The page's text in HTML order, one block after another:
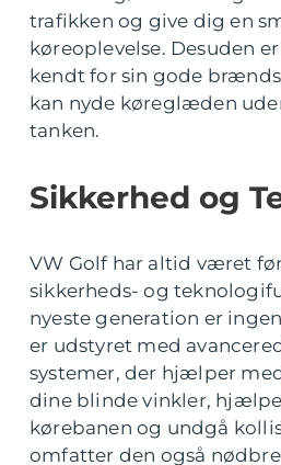
trafikken og give dig en
køreoplevelse. Desuden
kendt for sin gode
kan nyde køreglæden
tanken.
Sikkerhed og
VW Golf har altid været
sikkerheds- og
nyeste generation er
er udstyret med
systemer, der hjælper
dine blinde vinkler,
kørebanen og undgå
omfatter den også